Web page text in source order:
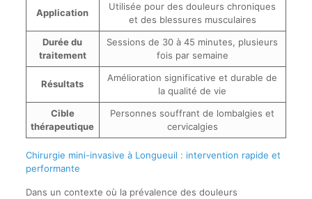
Application
Utilisée pour des douleurs chroniques
et des blessures musculaires
Durée du
traitement
Sessions de 30 à 45 minutes, plusieurs
fois par semaine
Résultats
Amélioration significative et durable de
la qualité de vie
Cible
thérapeutique
Personnes souffrant de lombalgies et
cervicalgies
Chirurgie mini-invasive à Longueuil : intervention rapide et
performante
Dans un contexte où la prévalence des douleurs